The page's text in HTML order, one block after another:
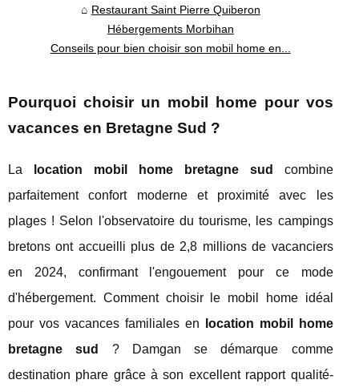
Restaurant Saint Pierre Quiberon
Hébergements Morbihan
Conseils pour bien choisir son mobil home en...
Pourquoi choisir un mobil home pour vos
vacances en Bretagne Sud ?
La location mobil home bretagne sud
combine
parfaitement confort moderne et proximité avec les
plages ! Selon l'observatoire du tourisme, les campings
bretons ont accueilli plus de 2,8 millions de vacanciers
en 2024, confirmant l'engouement pour ce mode
d'hébergement. Comment choisir le mobil home idéal
pour vos vacances familiales en
location mobil home
bretagne sud
? Damgan se démarque comme
destination phare grâce à son excellent rapport qualité-